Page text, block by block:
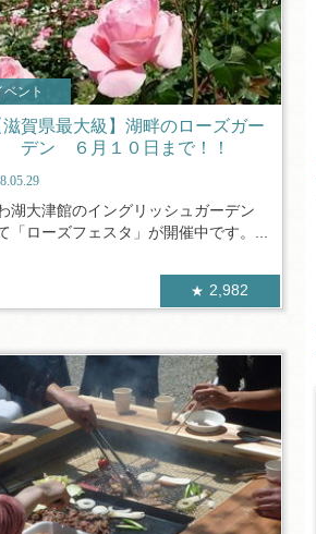
ベント
滋賀県最大級】湖畔のローズガー
デン ６月１０日まで！！
湖大津館のイングリッシュガーデン
「ローズフェスタ」が開催中です。...
2,982